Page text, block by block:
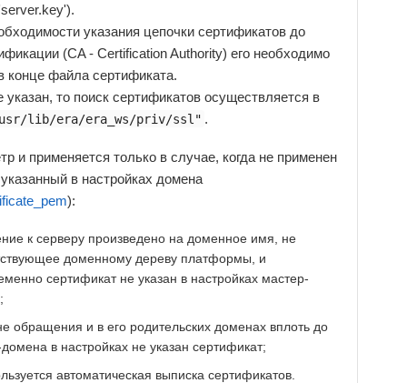
указания цепочки сертификатов до
(CA - Certification Authority) его необходимо
конце файла сертификата.
указан, то поиск сертификатов осуществляется в
lib/era/era_ws/priv/ssl" .
и применяется только в случае, когда не применен
в настройках домена
):
к серверу произведено на доменное имя, не
доменному дереву платформы, и
сертификат не указан в настройках мастер-
обращения и в его родительских доменах вплоть до
в настройках не указан сертификат;
автоматическая выписка сертификатов.